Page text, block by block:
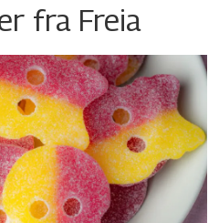
fra Freia